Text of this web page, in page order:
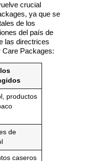
crucial
ya que se
de los
del país de
las directrices
Care Packages:
productos
de
caseros